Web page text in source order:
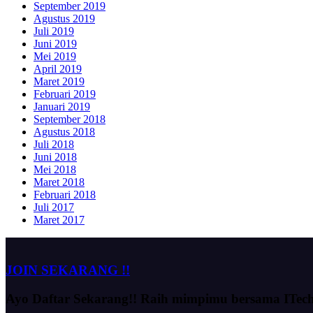
September 2019
Agustus 2019
Juli 2019
Juni 2019
Mei 2019
April 2019
Maret 2019
Februari 2019
Januari 2019
September 2018
Agustus 2018
Juli 2018
Juni 2018
Mei 2018
Maret 2018
Februari 2018
Juli 2017
Maret 2017
JOIN SEKARANG !!
Ayo Daftar Sekarang!! Raih mimpimu bersama